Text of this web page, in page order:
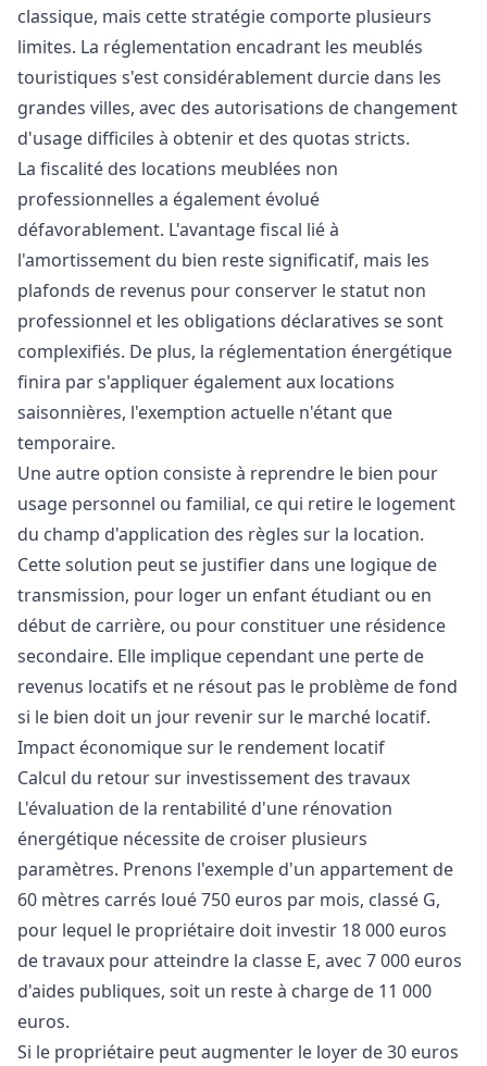
classique, mais cette stratégie comporte plusieurs
limites. La réglementation encadrant les meublés
touristiques s'est considérablement durcie dans les
grandes villes, avec des autorisations de changement
d'usage difficiles à obtenir et des quotas stricts.
La fiscalité des locations meublées non
professionnelles a également évolué
défavorablement. L'avantage fiscal lié à
l'amortissement du bien reste significatif, mais les
plafonds de revenus pour conserver le statut non
professionnel et les obligations déclaratives se sont
complexifiés. De plus, la réglementation énergétique
finira par s'appliquer également aux locations
saisonnières, l'exemption actuelle n'étant que
temporaire.
Une autre option consiste à reprendre le bien pour
usage personnel ou familial, ce qui retire le logement
du champ d'application des règles sur la location.
Cette solution peut se justifier dans une logique de
transmission, pour loger un enfant étudiant ou en
début de carrière, ou pour constituer une résidence
secondaire. Elle implique cependant une perte de
revenus locatifs et ne résout pas le problème de fond
si le bien doit un jour revenir sur le marché locatif.
Impact économique sur le rendement locatif
Calcul du retour sur investissement des travaux
L'évaluation de la rentabilité d'une rénovation
énergétique nécessite de croiser plusieurs
paramètres. Prenons l'exemple d'un appartement de
60 mètres carrés loué 750 euros par mois, classé G,
pour lequel le propriétaire doit investir 18 000 euros
de travaux pour atteindre la classe E, avec 7 000 euros
d'aides publiques, soit un reste à charge de 11 000
euros.
Si le propriétaire peut augmenter le loyer de 30 euros